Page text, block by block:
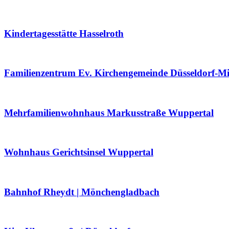
Kindertagesstätte Hasselroth
Familienzentrum Ev. Kirchengemeinde Düsseldorf-
Mehrfamilienwohnhaus Markusstraße Wuppertal
Wohnhaus Gerichtsinsel Wuppertal
Bahnhof Rheydt | Mönchengladbach